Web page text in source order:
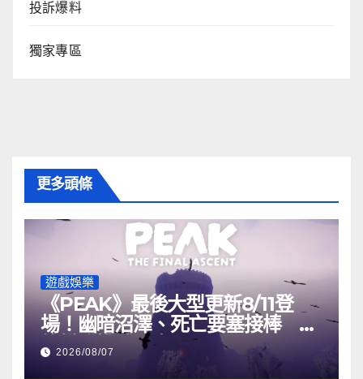
投訴爆料
獨家專區
更多頭條
遊戲娛樂
《PEAK》最後大型更新8/11登
場！幽暗沼澤、死亡要塞接棒 最
終攀登挑戰曝光
2026/08/07